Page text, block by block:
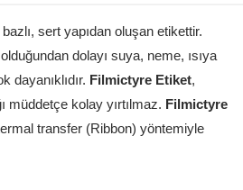
sert yapıdan oluşan etikettir.
dolayı suya, neme, ısıya
dayanıklıdır. Filmictyre Etiket,
müddetçe kolay yırtılmaz. Filmictyre
termal transfer (Ribbon) yöntemiyle